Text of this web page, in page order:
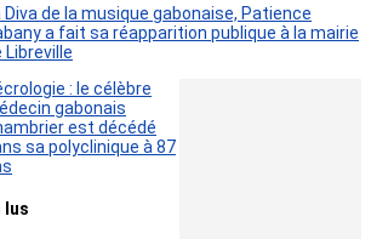
Diva de la musique gabonaise, Patience
a fait sa réapparition publique à la mairie
Libreville
: le célèbre
gabonais
est décédé
sa polyclinique à 87
lus